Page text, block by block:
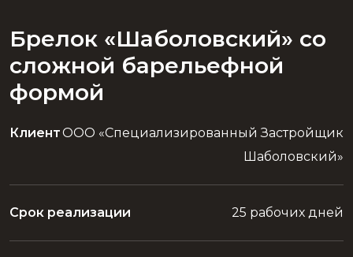
Брелок «Шаболовский» со
сложной барельефной
формой
КлиентООО «Специализированный Застройщик
Шаболовский»
Срок реализации 25 рабочих дней